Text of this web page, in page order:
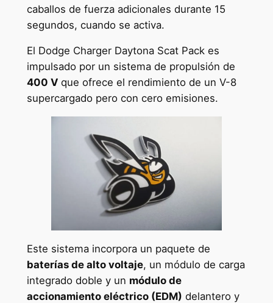
caballos de fuerza adicionales durante 15
segundos, cuando se activa.
El Dodge Charger Daytona Scat Pack es
impulsado ​​por un sistema de propulsión de
400 V que ofrece el rendimiento de un V-8
supercargado pero con cero emisiones.
Este sistema incorpora un paquete de
baterías de alto voltaje, un módulo de carga
integrado doble y un módulo de
accionamiento eléctrico (EDM) delantero y